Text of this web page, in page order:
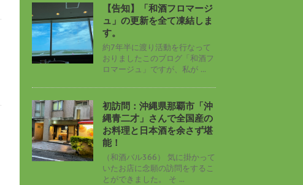
【告知】「和酒フロマージ
ュ」の更新を全て凍結しま
す。
約7年半に渡り活動を行なって
おりましたこのブログ「和酒フ
ロマージュ」ですが、私が ...
初訪問：沖縄県那覇市「沖
縄青二才」さんで全国産の
お料理と日本酒を余さず堪
能！
（和酒バル366） 気に掛かって
いたお店に念願の訪問をするこ
とができました。 そ ...